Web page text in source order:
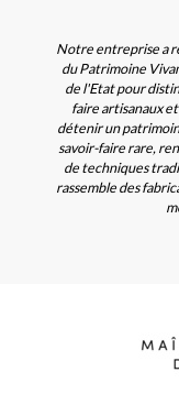
Notre entreprise a
du Patrimoine
de l'Etat pour
faire artisanaux
détenir un
savoir-faire rare,
de techniques
rassemble des